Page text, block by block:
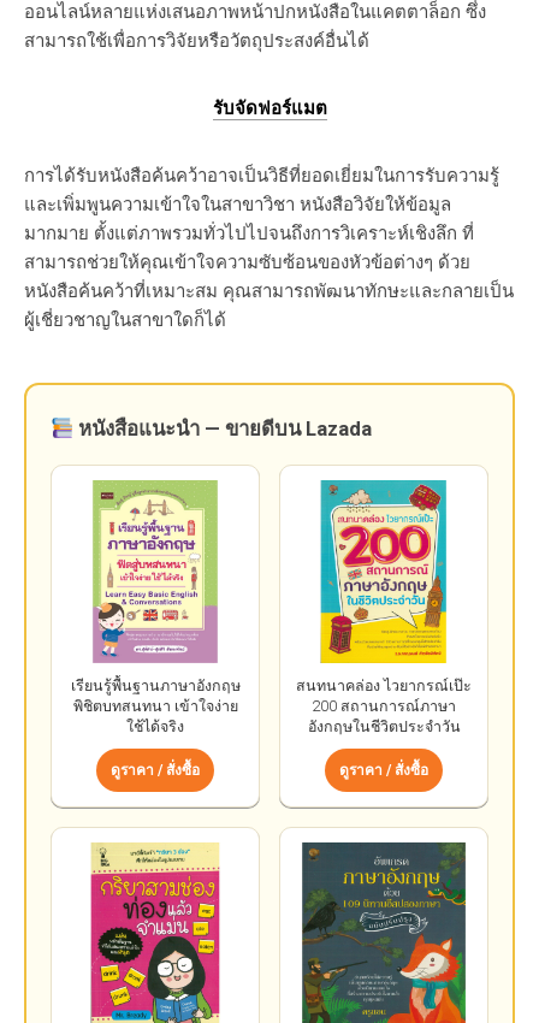
ออนไลน์หลายแห่งเสนอภาพหน้าปกหนังสือในแคตตาล็อก ซึ่ง
สามารถใช้เพื่อการวิจัยหรือวัตถุประสงค์อื่นได้
รับจัดฟอร์แมต
การได้รับหนังสือค้นคว้าอาจเป็นวิธีที่ยอดเยี่ยมในการรับความรู้
และเพิ่มพูนความเข้าใจในสาขาวิชา หนังสือวิจัยให้ข้อมูล
มากมาย ตั้งแต่ภาพรวมทั่วไปไปจนถึงการวิเคราะห์เชิงลึก ที่
สามารถช่วยให้คุณเข้าใจความซับซ้อนของหัวข้อต่างๆ ด้วย
หนังสือค้นคว้าที่เหมาะสม คุณสามารถพัฒนาทักษะและกลายเป็น
ผู้เชี่ยวชาญในสาขาใดก็ได้
หนังสือแนะนำ — ขายดีบน Lazada
เรียนรู้พื้นฐานภาษาอังกฤษ
พิชิตบทสนทนา เข้าใจง่าย
ใช้ได้จริง
ดูราคา / สั่งซื้อ
สนทนาคล่อง ไวยากรณ์เป๊ะ
200 สถานการณ์ภาษา
อังกฤษในชีวิตประจำวัน
ดูราคา / สั่งซื้อ